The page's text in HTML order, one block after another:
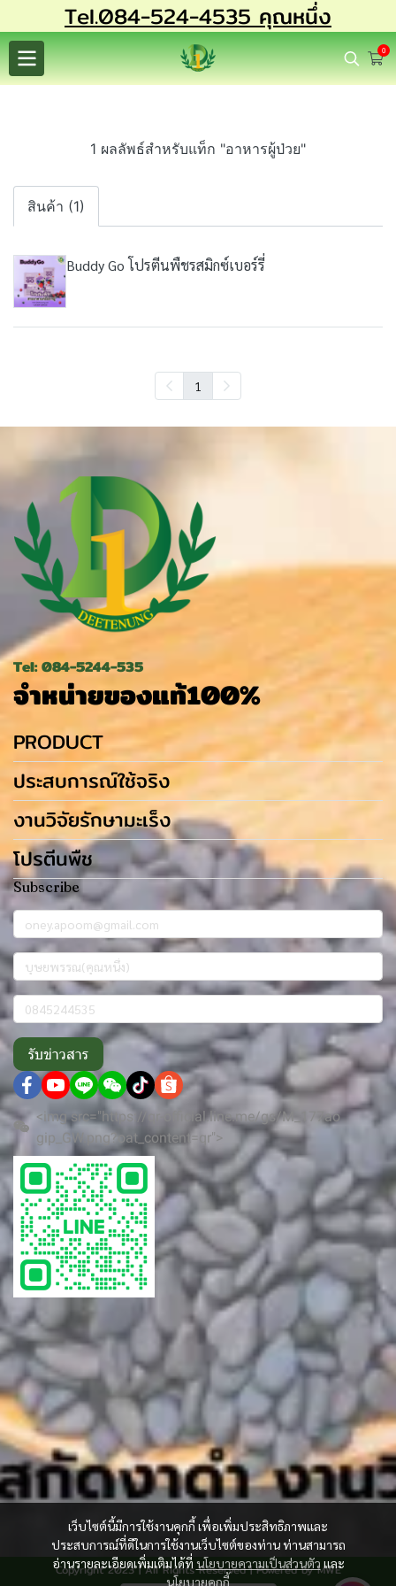
Tel.084-524-4535 คุณหนึ่ง
0
1 ผลลัพธ์สำหรับแท็ก "อาหารผู้ป่วย"
สินค้า (1)
Buddy Go โปรตีนพืชรสมิกซ์เบอร์รี่
1
เว็บไซต์นี้มีการใช้งานคุกกี้ เพื่อเพิ่มประสิทธิภาพและ
ประสบการณ์ที่ดีในการใช้งานเว็บไซต์ของท่าน ท่านสามารถ
อ่านรายละเอียดเพิ่มเติมได้ที่ นโยบายความเป็นส่วนตัว และ
นโยบายคุกกี้
Tel: 084-5244-535
จำหน่ายของแท้100%
PRODUCT
ประสบการณ์ใช้จริง
งานวิจัยรักษามะเร็ง
โปรตีนพืช
Subscribe
รับข่าวสาร
<img src="https://qr-official.line.me/gs/M_177ao
gip_GW.png?oat_content=qr">
Copyright 2023 | All Rights Reserved | Powered by MWE